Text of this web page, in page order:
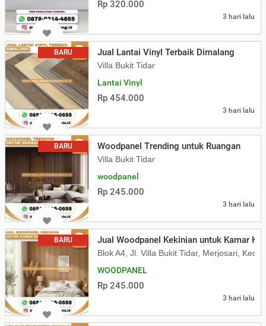
Rp 320.000
3 hari lalu
BARU Jual Lantai Vinyl Terbaik Dimalang
Villa Bukit Tidar
Lantai Vinyl
Rp 454.000
3 hari lalu
BARU Woodpanel Trending untuk Ruangan
Villa Bukit Tidar
woodpanel
Rp 245.000
3 hari lalu
BARU Jual Woodpanel Kekinian untuk Kamar
Blok A4, Jl. Villa Bukit Tidar, Merjosari, Kec.
WOODPANEL
Rp 245.000
3 hari lalu